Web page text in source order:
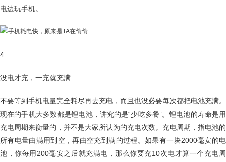
电边玩手机。
4
没电才充，一充就充满
不要等到手机电量完全耗尽再去充电，而且也没必要每次都把电池充满。
现在的手机大多数都是锂电池，讲究的是“少吃多餐”。锂电池的寿命是用
充电周期来衡量的，并不是大家所认为的充电次数。充电周期，指电池的
所有电量由满用到空，再由空充到满的过程。如果有一块2000毫安的电
池，你每用200毫安之后就充满电，那么你要充10次电才算一个充电周